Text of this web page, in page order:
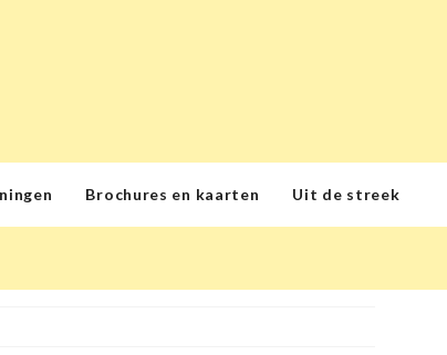
Brochures en kaarten Uit de streek